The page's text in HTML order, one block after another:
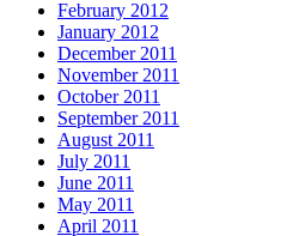
February 2012
January 2012
December 2011
November 2011
October 2011
September 2011
August 2011
July 2011
June 2011
May 2011
April 2011